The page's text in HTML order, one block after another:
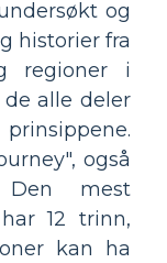
og
historier fra
regioner i
alle deler
også
Den mest
12 trinn,
kan ha